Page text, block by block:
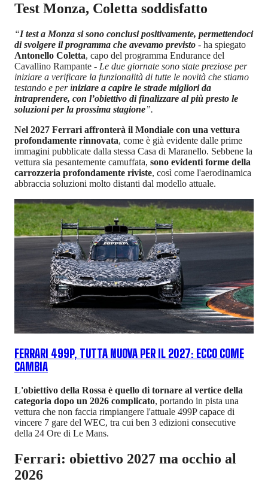
Test Monza, Coletta soddisfatto
“I test a Monza si sono conclusi positivamente, permettendoci
di svolgere il programma che avevamo previsto - ha spiegato
Antonello Coletta, capo del programma Endurance del
Cavallino Rampante - Le due giornate sono state preziose per
iniziare a verificare la funzionalità di tutte le novità che stiamo
testando e per iniziare a capire le strade migliori da
intraprendere, con l’obiettivo di finalizzare al più presto le
soluzioni per la prossima stagione”.
Nel 2027 Ferrari affronterà il Mondiale con una vettura
profondamente rinnovata, come è già evidente dalle prime
immagini pubblicate dalla stessa Casa di Maranello. Sebbene la
vettura sia pesantemente camuffata, sono evidenti forme della
carrozzeria profondamente riviste, così come l'aerodinamica
abbraccia soluzioni molto distanti dal modello attuale.
FERRARI 499P, TUTTA NUOVA PER IL 2027: ECCO COME
CAMBIA
L'obiettivo della Rossa è quello di tornare al vertice della
categoria dopo un 2026 complicato, portando in pista una
vettura che non faccia rimpiangere l'attuale 499P capace di
vincere 7 gare del WEC, tra cui ben 3 edizioni consecutive
della 24 Ore di Le Mans.
Ferrari: obiettivo 2027 ma occhio al
2026